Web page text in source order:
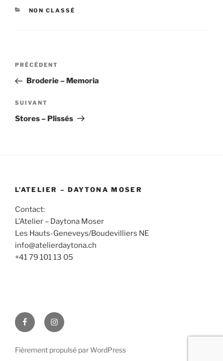
CATÉGORIES
NON CLASSÉ
Navigation
l’article
Article
précédent
PRÉCÉDENT
Broderie – Memoria
Article
suivant
SUIVANT
Stores – Plissés
L’ATELIER – DAYTONA MOSER
Contact:
L’Atelier – Daytona Moser
Les Hauts-Geneveys/Boudevilliers NE
info@atelierdaytona.ch
+41 79 101 13 05
FacebookInstagram
Fièrement propulsé par WordPress